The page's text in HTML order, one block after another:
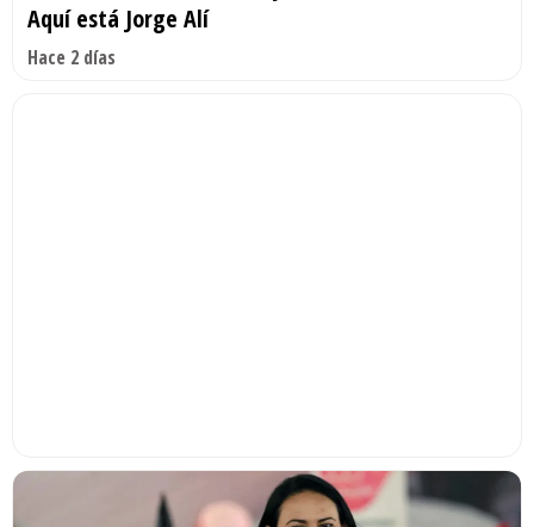
Aquí está Jorge Alí
Hace 2 días